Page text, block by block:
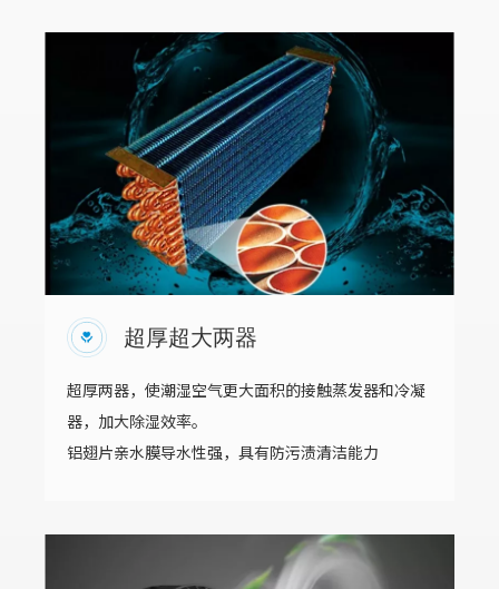
超厚超大两器
超厚两器，使潮湿空气更大面积的接触蒸发器和冷凝
器，加大除湿效率。
铝翅片亲水膜导水性强，具有防污渍清洁能力